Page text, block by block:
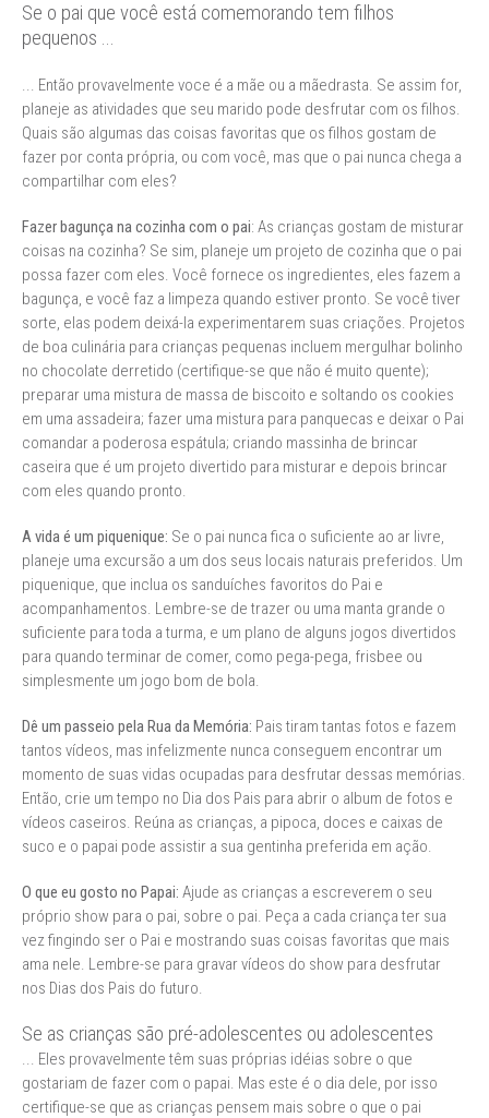
Se o pai que você está comemorando tem filhos
pequenos ...
... Então provavelmente voce é a mãe ou a mãedrasta. Se assim for,
planeje as atividades que seu marido pode desfrutar com os filhos.
Quais são algumas das coisas favoritas que os filhos gostam de
fazer por conta própria, ou com você, mas que o pai nunca chega a
compartilhar com eles?
Fazer bagunça na cozinha com o pai: As crianças gostam de misturar
coisas na cozinha? Se sim, planeje um projeto de cozinha que o pai
possa fazer com eles. Você fornece os ingredientes, eles fazem a
bagunça, e você faz a limpeza quando estiver pronto. Se você tiver
sorte, elas podem deixá-la experimentarem suas criações. Projetos
de boa culinária para crianças pequenas incluem mergulhar bolinho
no chocolate derretido (certifique-se que não é muito quente);
preparar uma mistura de massa de biscoito e soltando os cookies
em uma assadeira; fazer uma mistura para panquecas e deixar o Pai
comandar a poderosa espátula; criando massinha de brincar
caseira que é um projeto divertido para misturar e depois brincar
com eles quando pronto.
A vida é um piquenique: Se o pai nunca fica o suficiente ao ar livre,
planeje uma excursão a um dos seus locais naturais preferidos. Um
piquenique, que inclua os sanduíches favoritos do Pai e
acompanhamentos. Lembre-se de trazer ou uma manta grande o
suficiente para toda a turma, e um plano de alguns jogos divertidos
para quando terminar de comer, como pega-pega, frisbee ou
simplesmente um jogo bom de bola.
Dê um passeio pela Rua da Memória: Pais tiram tantas fotos e fazem
tantos vídeos, mas infelizmente nunca conseguem encontrar um
momento de suas vidas ocupadas para desfrutar dessas memórias.
Então, crie um tempo no Dia dos Pais para abrir o album de fotos e
vídeos caseiros. Reúna as crianças, a pipoca, doces e caixas de
suco e o papai pode assistir a sua gentinha preferida em ação.
O que eu gosto no Papai: Ajude as crianças a escreverem o seu
próprio show para o pai, sobre o pai. Peça a cada criança ter sua
vez fingindo ser o Pai e mostrando suas coisas favoritas que mais
ama nele. Lembre-se para gravar vídeos do show para desfrutar
nos Dias dos Pais do futuro.
Se as crianças são pré-adolescentes ou adolescentes
... Eles provavelmente têm suas próprias idéias sobre o que
gostariam de fazer com o papai. Mas este é o dia dele, por isso
certifique-se que as crianças pensem mais sobre o que o pai